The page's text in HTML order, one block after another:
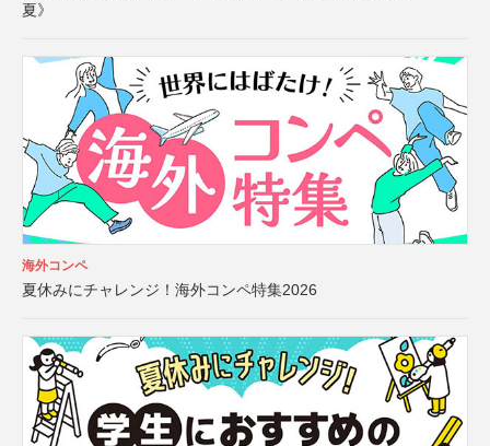
夏》
海外コンペ
夏休みにチャレンジ！海外コンペ特集2026